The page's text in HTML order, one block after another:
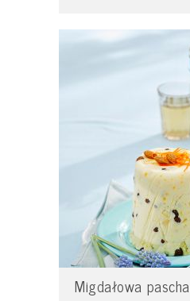
Migdałowa pascha